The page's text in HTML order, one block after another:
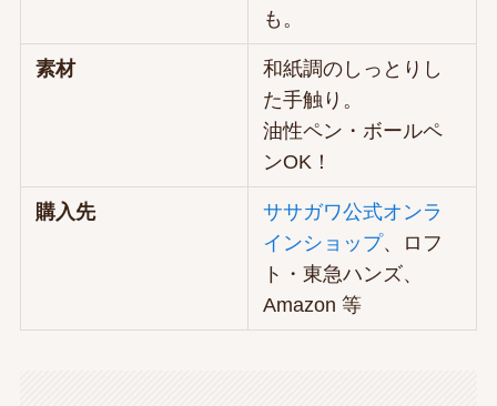
も。
素材
和紙調のしっとりし
た手触り。
油性ペン・ボールペ
ンOK！
購入先
ササガワ公式オンラ
インショップ、ロフ
ト・東急ハンズ、
Amazon 等